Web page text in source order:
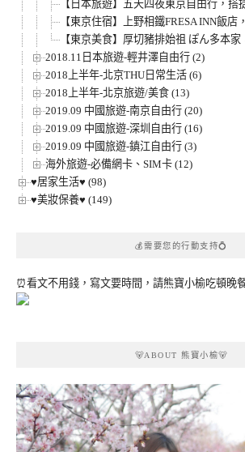
【日本旅遊】五天四夜東京自由行，
【東京住宿】上野相鐵FRESA INN飯
【東京美食】厚切豬排始祖 ぽん多本
2018.11日本旅遊-輕井澤自由行 (2)
2018上半年-北京THU日常生活 (6)
2018上半年-北京旅遊/美食 (13)
2019.09 中國旅遊-南京自由行 (20)
2019.09 中國旅遊-深圳自由行 (16)
2019.09 中國旅遊-鎮江自由行 (3)
海外旅遊-必備網卡、SIM卡 (12)
♥居家生活♥ (98)
♥美妝保養♥ (149)
💰需要您的行動支持💍
⏰看文不用錢，寫文要時間，請熊寶小榆吃頓晚
🐻ABOUT 熊寶小榆🐻